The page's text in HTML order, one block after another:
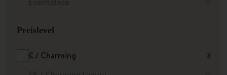
Preislevel
€ / Charming 3